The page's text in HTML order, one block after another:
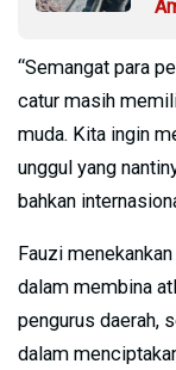
“Semangat para
catur masih
muda. Kita ingin
unggul yang
bahkan
Fauzi
dalam membina
pengurus daerah,
dalam